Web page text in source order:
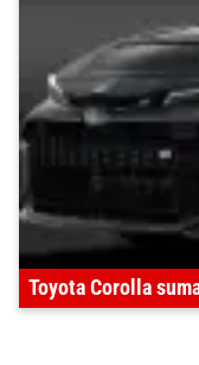
Toyota Corolla